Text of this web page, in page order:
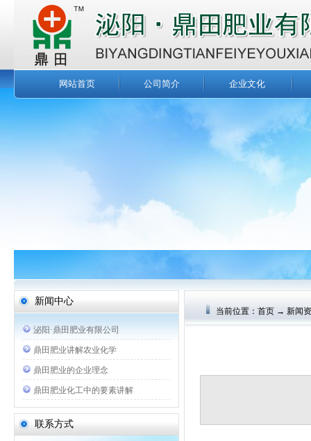
网站首页 公司简介 企业文化
新闻中心
泌阳·鼎田肥业有限公司
鼎田肥业讲解农业化学
鼎田肥业的企业理念
鼎田肥业化工中的要素讲解
联系方式
当前位置：首页 → 新闻